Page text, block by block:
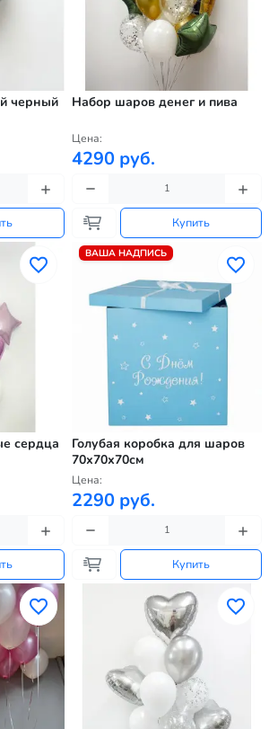
черный
Набор шаров денег и пива
Цена:
4290 руб.
Купить
сердца
ВАША НАДПИСЬ
Голубая коробка для шаров
70х70х70см
Цена:
2290 руб.
Купить